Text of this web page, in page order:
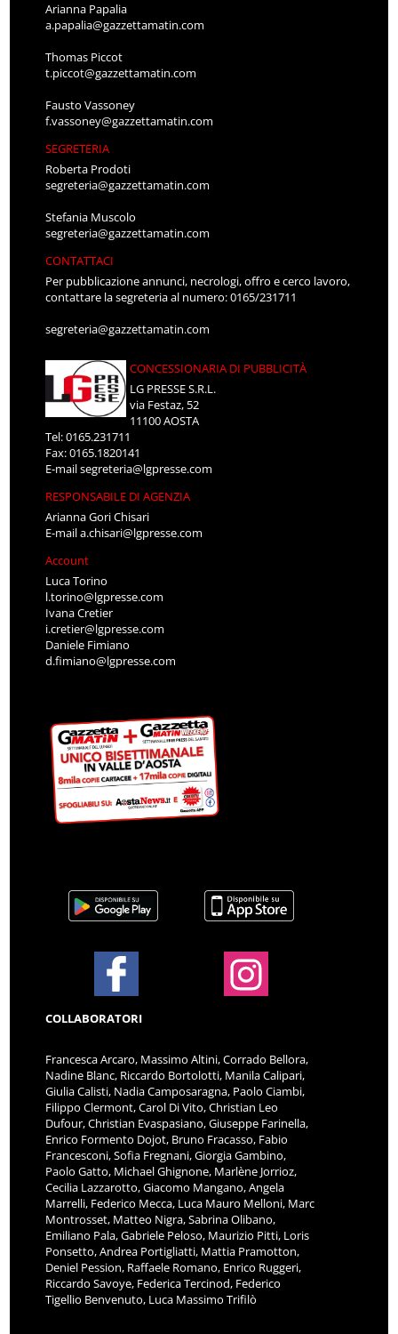
Arianna Papalia
a.papalia@gazzettamatin.com
Thomas Piccot
t.piccot@gazzettamatin.com
Fausto Vassoney
f.vassoney@gazzettamatin.com
SEGRETERIA
Roberta Prodoti
segreteria@gazzettamatin.com
Stefania Muscolo
segreteria@gazzettamatin.com
CONTATTACI
Per pubblicazione annunci, necrologi, offro e cerco lavoro,
contattare la segreteria al numero: 0165/231711
segreteria@gazzettamatin.com
CONCESSIONARIA DI PUBBLICITÀ
LG PRESSE S.R.L.
via Festaz, 52
11100 AOSTA
Tel: 0165.231711
Fax: 0165.1820141
E-mailsegreteria@lgpresse.com
RESPONSABILE DI AGENZIA
Arianna Gori Chisari
E-maila.chisari@lgpresse.com
Account
Luca Torino
l.torino@lgpresse.com
Ivana Cretier
i.cretier@lgpresse.com
Daniele Fimiano
d.fimiano@lgpresse.com
COLLABORATORI
Francesca Arcaro, Massimo Altini, Corrado Bellora,
Nadine Blanc, Riccardo Bortolotti, Manila Calipari,
Giulia Calisti, Nadia Camposaragna, Paolo Ciambi,
Filippo Clermont, Carol Di Vito, Christian Leo
Dufour, Christian Evaspasiano, Giuseppe Farinella,
Enrico Formento Dojot, Bruno Fracasso, Fabio
Francesconi, Sofia Fregnani, Giorgia Gambino,
Paolo Gatto, Michael Ghignone, Marlène Jorrioz,
Cecilia Lazzarotto, Giacomo Mangano, Angela
Marrelli, Federico Mecca, Luca Mauro Melloni, Marc
Montrosset, Matteo Nigra, Sabrina Olibano,
Emiliano Pala, Gabriele Peloso, Maurizio Pitti, Loris
Ponsetto, Andrea Portigliatti, Mattia Pramotton,
Deniel Pession, Raffaele Romano, Enrico Ruggeri,
Riccardo Savoye, Federica Tercinod, Federico
Tigellio Benvenuto, Luca Massimo Trifilò